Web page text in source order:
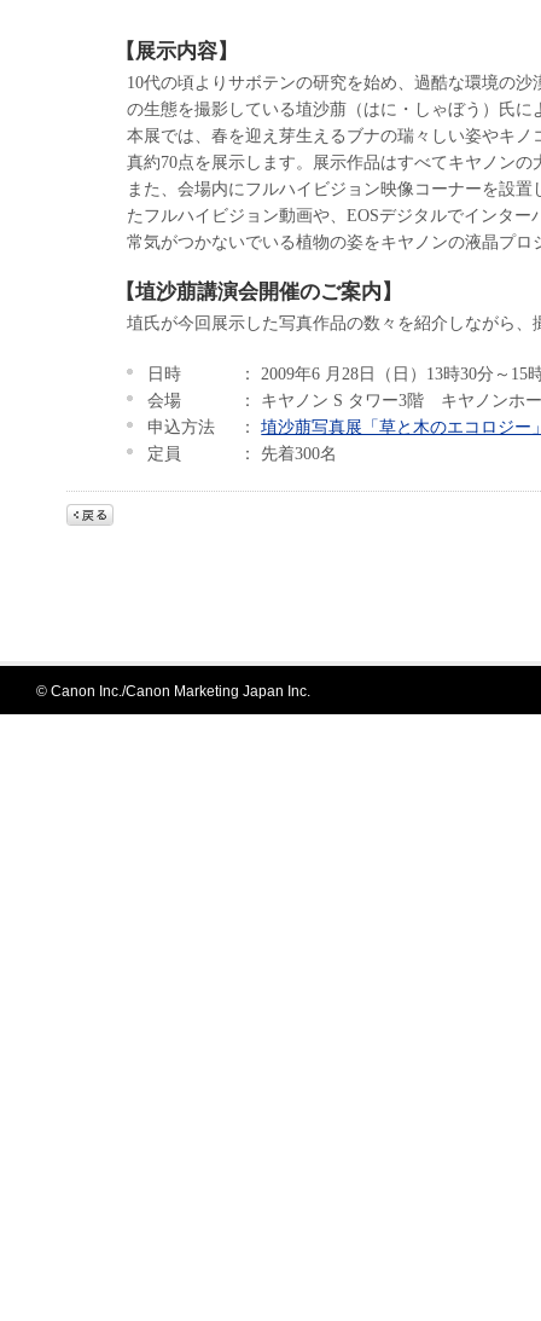
【展示内容】
10代の頃よりサボテンの研究を始め、過酷な環境の
の生態を撮影している埴沙萠（はに・しゃぼう）氏に
本展では、春を迎え芽生えるブナの瑞々しい姿やキ
真約70点を展示します。展示作品はすべてキヤノンの
また、会場内にフルハイビジョン映像コーナーを設
たフルハイビジョン動画や、EOSデジタルでインタ
常気がつかないでいる植物の姿をキヤノンの液晶プ
【埴沙萠講演会開催のご案内】
埴氏が今回展示した写真作品の数々を紹介しながら
日時
： 2009年6 月28日（日）13時30分～15
会場
： キヤノン S タワー3階 キヤノンホ
申込方法
：埴沙萠写真展「草と木のエコロジー
定員
： 先着300名
© Canon Inc./Canon Marketing Japan Inc.